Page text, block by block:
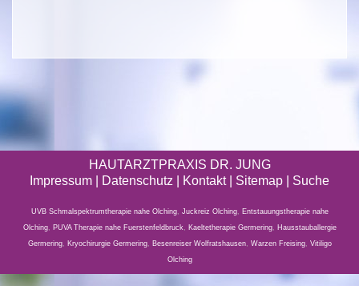
HAUTARZTPRAXIS DR. JUNG
Impressum
Datenschutz | Kontakt | Sitemap Suche
UVB Schmalspektrumtherapie nahe Olching, Juckreiz Olching, Entstauungstherapie nahe
Olching, PUVA Therapie nahe Fuerstenfeldbruck, Kaeltetherapie Germering, Hausstauballergie
Germering, Kryochirurgie Germering, Besenreiser Wolfratshausen, Warzen Freising, Vitiligo
Olching